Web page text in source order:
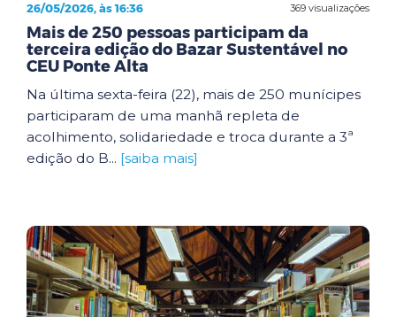
369 visualizações
26/05/2026, às 16:36
Mais de 250 pessoas participam da
terceira edição do Bazar Sustentável no
CEU Ponte Alta
Na última sexta-feira (22), mais de 250 munícipes
participaram de uma manhã repleta de
acolhimento, solidariedade e troca durante a 3ª
edição do B... [saiba mais]